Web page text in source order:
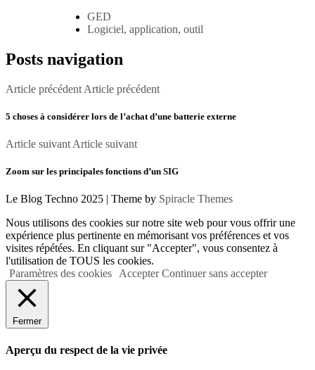
GED
Logiciel, application, outil
Posts navigation
Article précédent Article précédent
5 choses à considérer lors de l’achat d’une batterie externe
Article suivant Article suivant
Zoom sur les principales fonctions d’un SIG
Le Blog Techno 2025 | Theme by Spiracle Themes
Nous utilisons des cookies sur notre site web pour vous offrir une
expérience plus pertinente en mémorisant vos préférences et vos
visites répétées. En cliquant sur "Accepter", vous consentez à
l'utilisation de TOUS les cookies.
Paramètres des cookies
Accepter Continuer sans accepter
Fermer
Aperçu du respect de la vie privée